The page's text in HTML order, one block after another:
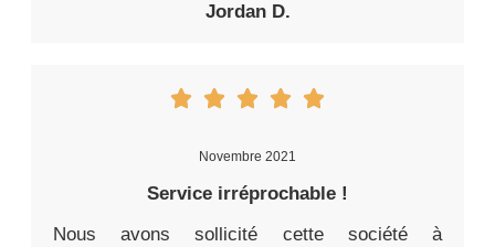
Jordan D.
Novembre 2021
Service irréprochable !
Nous avons sollicité cette société à